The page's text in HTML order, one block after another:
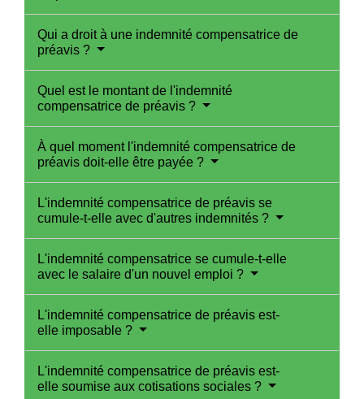
Qui a droit à une indemnité compensatrice de
préavis ?
Quel est le montant de l'indemnité
compensatrice de préavis ?
À quel moment l'indemnité compensatrice de
préavis doit-elle être payée ?
L'indemnité compensatrice de préavis se
cumule-t-elle avec d'autres indemnités ?
L'indemnité compensatrice se cumule-t-elle
avec le salaire d'un nouvel emploi ?
L'indemnité compensatrice de préavis est-
elle imposable ?
L'indemnité compensatrice de préavis est-
elle soumise aux cotisations sociales ?